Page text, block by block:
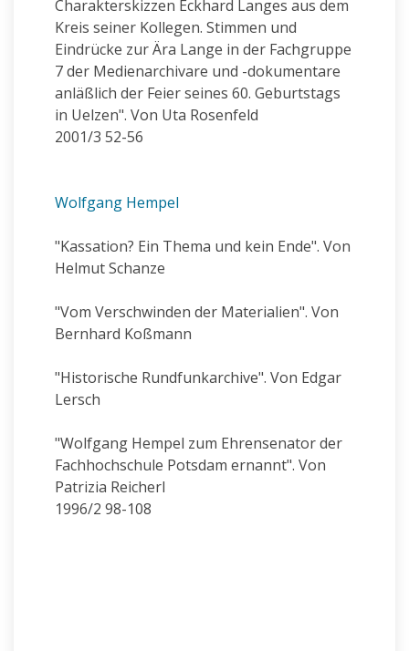
Charakterskizzen Eckhard Langes aus dem
Kreis seiner Kollegen. Stimmen und
Eindrücke zur Ära Lange in der Fachgruppe
7 der Medienarchivare und -dokumentare
anläßlich der Feier seines 60. Geburtstags
in Uelzen". Von Uta Rosenfeld
2001/3 52-56
Wolfgang Hempel
"Kassation? Ein Thema und kein Ende". Von
Helmut Schanze
"Vom Verschwinden der Materialien". Von
Bernhard Koßmann
"Historische Rundfunkarchive". Von Edgar
Lersch
"Wolfgang Hempel zum Ehrensenator der
Fachhochschule Potsdam ernannt". Von
Patrizia Reicherl
1996/2 98-108